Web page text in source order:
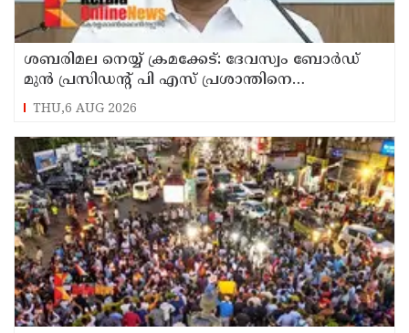
ശബരിമല നെയ്യ് ക്രമക്കേട്: ദേവസ്വം ബോര്‍ഡ്
മുന്‍ പ്രസിഡന്റ് പി എസ് പ്രശാന്തിനെ
പ്രതിയാക്കും: ദേവസ്വം വിജിലന്‍സ്
THU,6 AUG 2026